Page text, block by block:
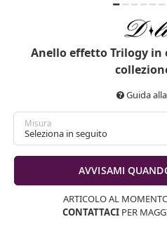
Anello effetto Trilogy in
Guida
Misura
ARTICOLO AL
CONTATTACIPER